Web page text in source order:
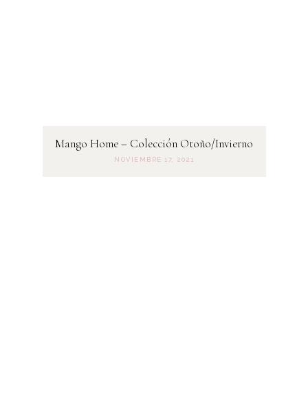
Mango Home – Colección Otoño/Invierno
NOVIEMBRE 17, 2021